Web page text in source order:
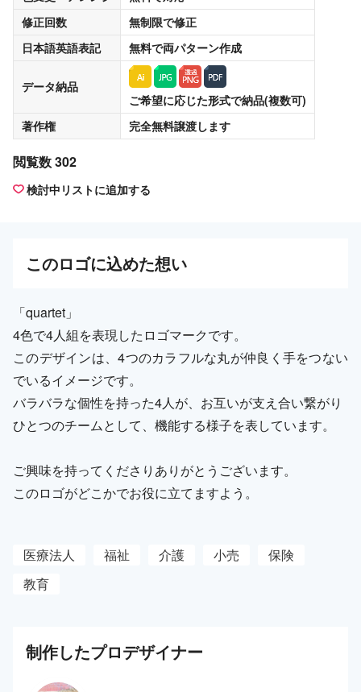
修正回数
無制限で修正
日本語英語表記
無料で両パターン作成
データ納品
ご希望に応じた形式で納品(複数可)
著作権
完全無料譲渡します
閲覧数 302
検討中リストに追加する
このロゴに込めた想い
「quartet」
4色で4人組を表現したロゴマークです。
このデザインは、4つのカラフルな丸が仲良く手をつない
でいるイメージです。
バラバラな個性を持った4人が、お互いが支え合い繋がり
ひとつのチームとして、機能する様子を表しています。
ご興味を持ってくださりありがとうございます。
このロゴがどこかでお役に立てますよう。
医療法人 福祉 介護 小売
保険
教育
制作したプロデザイナー